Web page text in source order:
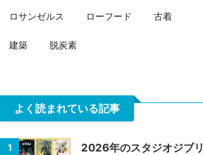
ロサンゼルス ローフード 古着
建築 脱炭素
よく読まれている記事
1
2026年のスタジオジブリ